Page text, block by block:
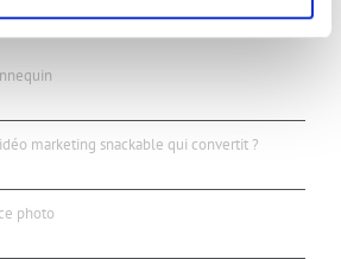
marketing snackable qui convertit ?
photo